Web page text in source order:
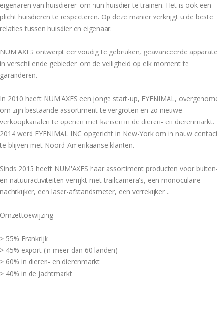
eigenaren van huisdieren om hun huisdier te trainen. Het is ook een
plicht huisdieren te respecteren. Op deze manier verkrijgt u de beste
relaties tussen huisdier en eigenaar.
NUM'AXES ontwerpt eenvoudig te gebruiken, geavanceerde
in verschillende gebieden om de veiligheid op elk moment te
garanderen.
In 2010 heeft NUM'AXES een jonge start-up, EYENIMAL,
om zijn bestaande assortiment te vergroten en zo nieuwe
verkoopkanalen te openen met kansen in de dieren- en dierenmarkt.
2014 werd EYENIMAL INC opgericht in New-York om in nauw
te blijven met Noord-Amerikaanse klanten.
Sinds 2015 heeft NUM'AXES haar assortiment producten voor
en natuuractiviteiten verrijkt met trailcamera's, een monoculaire
nachtkijker, een laser-afstandsmeter, een verrekijker ...
Omzettoewijzing
> 55% Frankrijk
> 45% export (in meer dan 60 landen)
> 60% in dieren- en dierenmarkt
> 40% in de jachtmarkt